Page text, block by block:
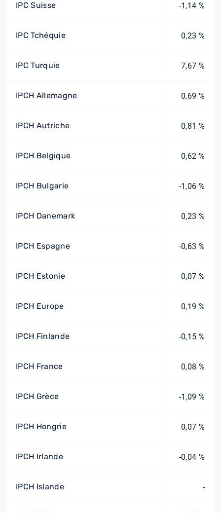
IPC Suisse -1,14 %
IPC Tchéquie 0,23 %
IPC Turquie 7,67 %
IPCH Allemagne 0,69 %
IPCH Autriche 0,81 %
IPCH Belgique 0,62 %
IPCH Bulgarie -1,06 %
IPCH Danemark 0,23 %
IPCH Espagne -0,63 %
IPCH Estonie 0,07 %
IPCH Europe 0,19 %
IPCH Finlande -0,15 %
IPCH France 0,08 %
IPCH Grèce -1,09 %
IPCH Hongrie 0,07 %
IPCH Irlande -0,04 %
IPCH Islande -